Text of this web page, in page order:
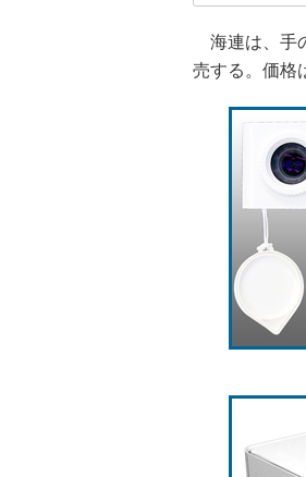
海連は、手
売する。価格